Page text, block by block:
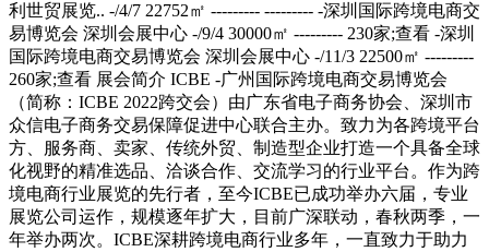
利世贸展览.. -/4/7 22752㎡ --------- --------- -深圳国际跨境电商交
易博览会 深圳会展中心 -/9/4 30000㎡ --------- 230家;查看 -深圳
国际跨境电商交易博览会 深圳会展中心 -/11/3 22500㎡ ---------
260家;查看 展会简介 ICBE -广州国际跨境电商交易博览会
（简称：ICBE 2022跨交会）由广东省电子商务协会、深圳市
众信电子商务交易保障促进中心联合主办。致力为各跨境平台
方、服务商、卖家、传统外贸、制造型企业打造一个具备全球
化视野的精准选品、洽谈合作、交流学习的行业平台。作为跨
境电商行业展览的先行者，至今ICBE已成功举办六届，专业
展览公司运作，规模逐年扩大，目前广深联动，春秋两季，一
年举办两次。ICBE深耕跨境电商行业多年，一直致力于助力